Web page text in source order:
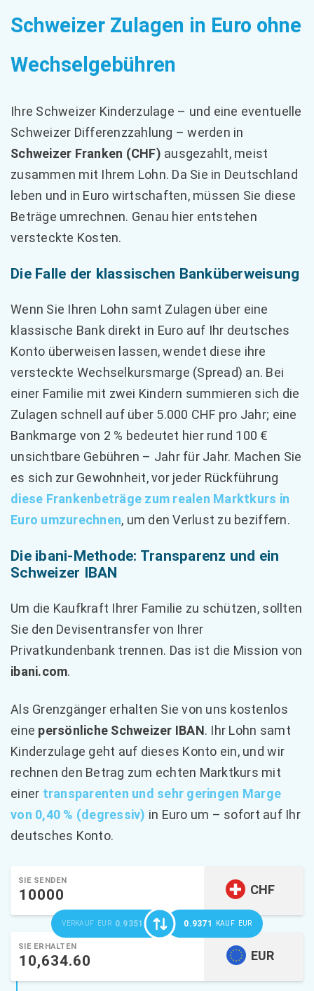
Schweizer Zulagen in Euro ohne
Wechselgebühren
Ihre Schweizer Kinderzulage – und eine eventuelle
Schweizer Differenzzahlung – werden in
Schweizer Franken (CHF) ausgezahlt, meist
zusammen mit Ihrem Lohn. Da Sie in Deutschland
leben und in Euro wirtschaften, müssen Sie diese
Beträge umrechnen. Genau hier entstehen
versteckte Kosten.
Die Falle der klassischen Banküberweisung
Wenn Sie Ihren Lohn samt Zulagen über eine
klassische Bank direkt in Euro auf Ihr deutsches
Konto überweisen lassen, wendet diese ihre
versteckte Wechselkursmarge (Spread) an. Bei
einer Familie mit zwei Kindern summieren sich die
Zulagen schnell auf über 5.000 CHF pro Jahr; eine
Bankmarge von 2 % bedeutet hier rund 100 €
unsichtbare Gebühren – Jahr für Jahr. Machen Sie
es sich zur Gewohnheit, vor jeder Rückführung
diese Frankenbeträge zum realen Marktkurs in
Euro umzurechnen, um den Verlust zu beziffern.
Die ibani-Methode: Transparenz und ein
Schweizer IBAN
Um die Kaufkraft Ihrer Familie zu schützen, sollten
Sie den Devisentransfer von Ihrer
Privatkundenbank trennen. Das ist die Mission von
ibani.com.
Als Grenzgänger erhalten Sie von uns kostenlos
eine persönliche Schweizer IBAN. Ihr Lohn samt
Kinderzulage geht auf dieses Konto ein, und wir
rechnen den Betrag zum echten Marktkurs mit
einer transparenten und sehr geringen Marge
von 0,40 % (degressiv) in Euro um – sofort auf Ihr
deutsches Konto.
SIE SENDEN
CHF
VERKAUF EUR 0.9351 0.9371 KAUF EUR
SIE ERHALTEN
EUR